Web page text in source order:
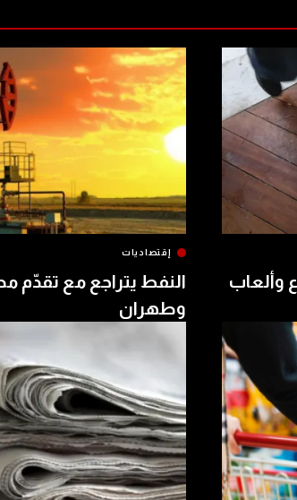
وألعاب
إقتصاديات
النفط يتراجع مع تقدّم
وطهران